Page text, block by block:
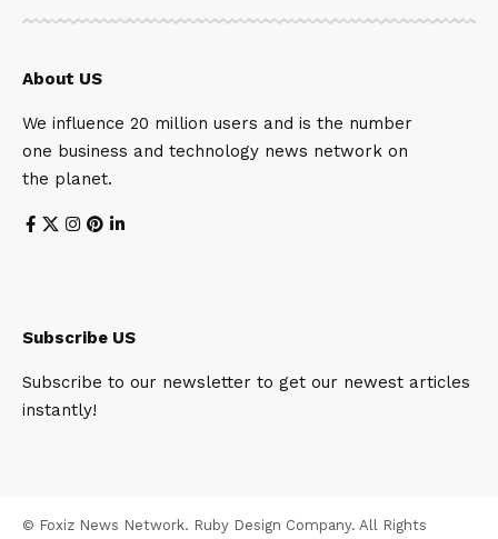
About US
We influence 20 million users and is the number
one business and technology news network on
the planet.
Subscribe US
Subscribe to our newsletter to get our newest articles
instantly!
© Foxiz News Network. Ruby Design Company. All Rights